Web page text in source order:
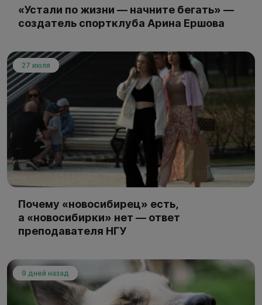
«Устали по жизни — начните бегать» —
создатель спортклуба Арина Ершова
27 июля
Почему «новосибирец» есть,
а «новосибирки» нет — ответ
преподавателя НГУ
9 дней назад